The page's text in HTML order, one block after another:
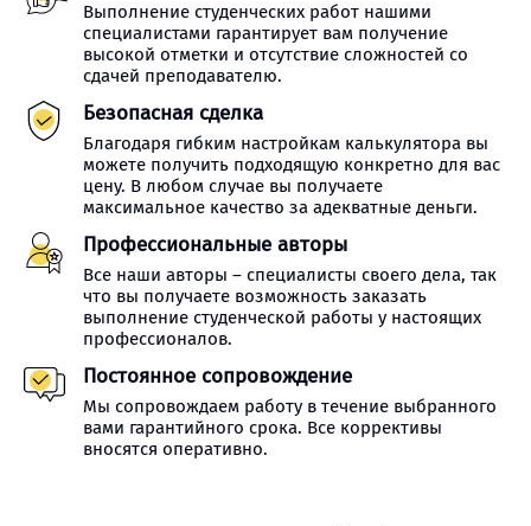
Выполнение студенческих работ нашими
специалистами гарантирует вам получение
высокой отметки и отсутствие сложностей со
сдачей преподавателю.
Безопасная сделка
Благодаря гибким настройкам калькулятора вы
можете получить подходящую конкретно для вас
цену. В любом случае вы получаете
максимальное качество за адекватные деньги.
Профессиональные авторы
Все наши авторы – специалисты своего дела, так
что вы получаете возможность заказать
выполнение студенческой работы у настоящих
профессионалов.
Постоянное сопровождение
Мы сопровождаем работу в течение выбранного
вами гарантийного срока. Все коррективы
вносятся оперативно.